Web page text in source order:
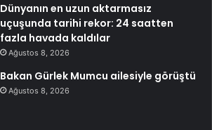
Dünyanın en uzun aktarmasız
uçuşunda tarihi rekor: 24 saatten
fazla havada kaldılar
Ağustos 8, 2026
Bakan Gürlek Mumcu ailesiyle görüştü
Ağustos 8, 2026